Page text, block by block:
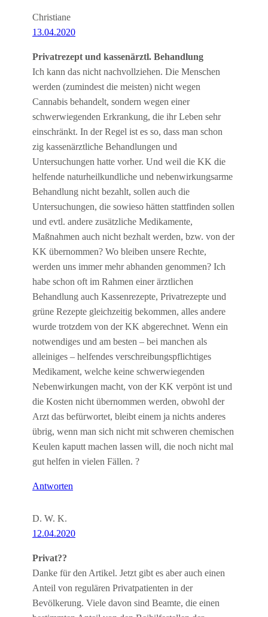
Christiane
13.04.2020
Privatrezept und kassenärztl. Behandlung
Ich kann das nicht nachvollziehen. Die Menschen
werden (zumindest die meisten) nicht wegen
Cannabis behandelt, sondern wegen einer
schwerwiegenden Erkrankung, die ihr Leben sehr
einschränkt. In der Regel ist es so, dass man schon
zig kassenärztliche Behandlungen und
Untersuchungen hatte vorher. Und weil die KK die
helfende naturheilkundliche und nebenwirkungsarme
Behandlung nicht bezahlt, sollen auch die
Untersuchungen, die sowieso hätten stattfinden sollen
und evtl. andere zusätzliche Medikamente,
Maßnahmen auch nicht bezhalt werden, bzw. von der
KK übernommen? Wo bleiben unsere Rechte,
werden uns immer mehr abhanden genommen? Ich
habe schon oft im Rahmen einer ärztlichen
Behandlung auch Kassenrezepte, Privatrezepte und
grüne Rezepte gleichzeitig bekommen, alles andere
wurde trotzdem von der KK abgerechnet. Wenn ein
notwendiges und am besten – bei manchen als
alleiniges – helfendes verschreibungspflichtiges
Medikament, welche keine schwerwiegenden
Nebenwirkungen macht, von der KK verpönt ist und
die Kosten nicht übernommen werden, obwohl der
Arzt das befürwortet, bleibt einem ja nichts anderes
übrig, wenn man sich nicht mit schweren chemischen
Keulen kaputt machen lassen will, die noch nicht mal
gut helfen in vielen Fällen. ?
Antworten
D. W. K.
12.04.2020
Privat??
Danke für den Artikel. Jetzt gibt es aber auch einen
Anteil von regulären Privatpatienten in der
Bevölkerung. Viele davon sind Beamte, die einen